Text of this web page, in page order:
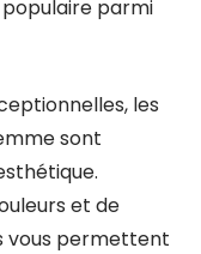
populaire parmi
les
sont
et de
vous permettent